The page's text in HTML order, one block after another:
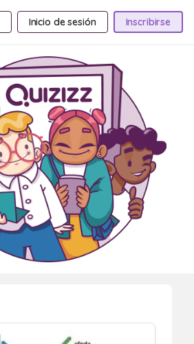
Inicio de sesión Inscribirse